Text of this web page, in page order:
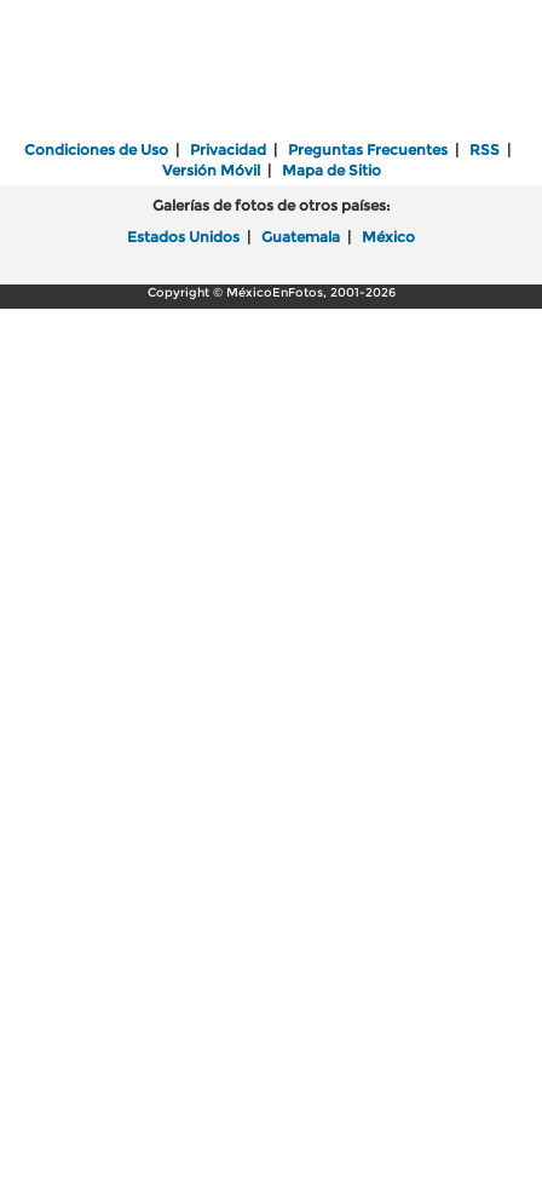
Condiciones de Uso | Privacidad | Preguntas Frecuentes | RSS |
Versión Móvil| Mapa de Sitio
Galerías de fotos de otros países:
Estados Unidos | Guatemala | México
Copyright © MéxicoEnFotos, 2001-2026